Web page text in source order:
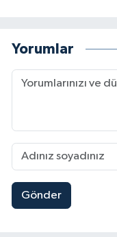
Yorumlar
Gönder